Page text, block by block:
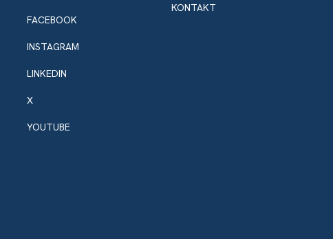
FACEBOOK
INSTAGRAM
LINKEDIN
X
YOUTUBE
KONTAKT